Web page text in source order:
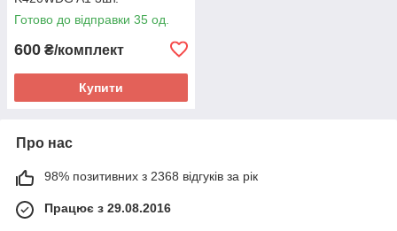
Готово до відправки 35 од.
600 ₴/комплект
Купити
Про нас
98% позитивних з 2368 відгуків за рік
Працює з 29.08.2016